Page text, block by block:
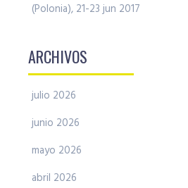
(Polonia), 21-23 jun 2017
ARCHIVOS
julio 2026
junio 2026
mayo 2026
abril 2026